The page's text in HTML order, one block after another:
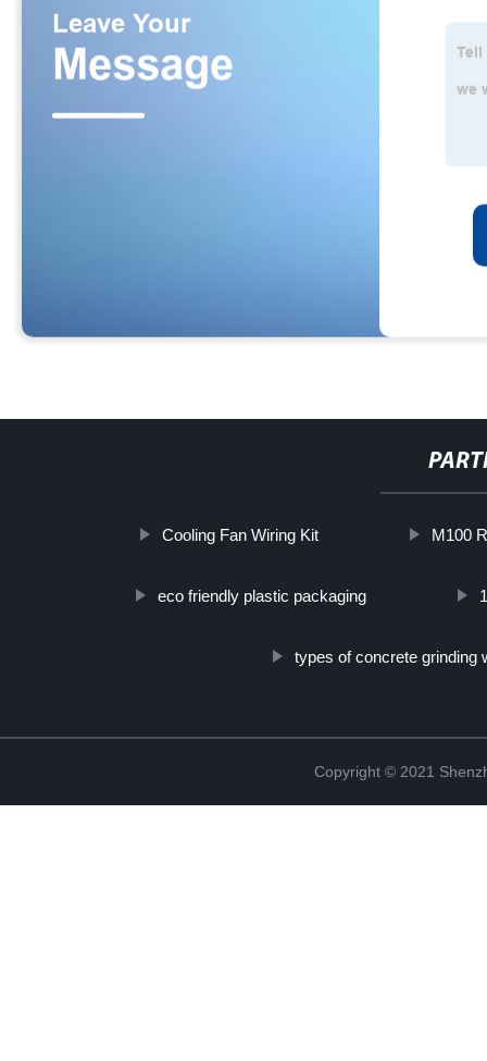
Cooling Fan Wiring Kit M100
eco friendly plastic packaging
types of concrete grinding
Copyright © 2021